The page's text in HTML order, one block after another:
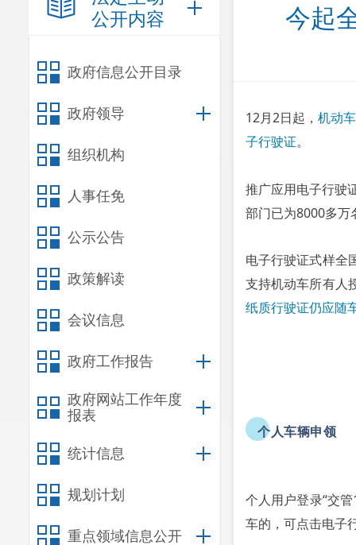
公开内容
政府信息公开目录
政府领导
组织机构
人事任免
公示公告
政策解读
会议信息
政府工作报告
政府网站工作年度
报表
统计信息
规划计划
重点领域信息公开
今起
12月2日起，机动
子行驶证。
推广应用电子行驶
部门已为8000多万
电子行驶证式样全
支持机动车所有人
纸质行驶证仍应随
个人车辆申领
个人用户登录“交
车的，可点击电子